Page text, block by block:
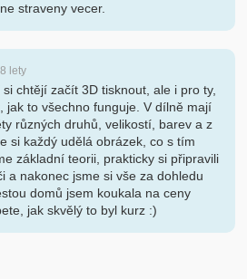
straveny vecer.
lety
chtějí začít 3D tisknout, ale i pro ty,
jak to všechno funguje. V dílně mají
různých druhů, velikostí, barev a z
si každý udělá obrázek, co s tím
základní teorii, prakticky si připravili
a nakonec jsme si vše za dohledu
domů jsem koukala na ceny
jak skvělý to byl kurz :)